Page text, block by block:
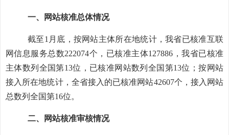
一、网站核准总体情况
截至1 月底，按网站主体所在地统计，我省已核准互联
网信息服务总数222074个，已核准主体127886 ，我省已核准
主体数列全国第13位，已核准网站数列全国第13位；按网站
接入所在地统计，全省接入的已核准网站42607个，接入网站
总数列全国第16位。
二、网站核准审核情况